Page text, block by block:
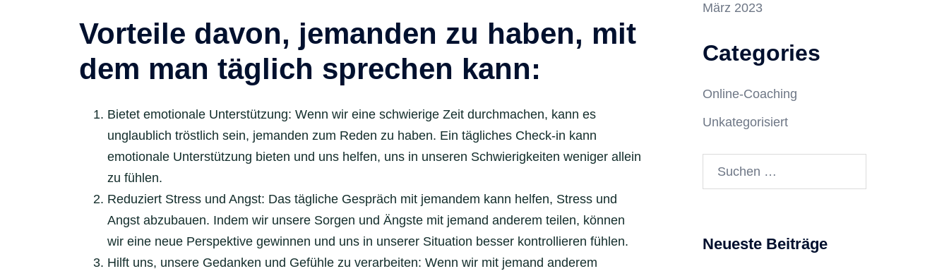
Vorteile davon, jemanden zu haben, mit
dem man täglich sprechen kann:
Bietet emotionale Unterstützung: Wenn wir eine schwierige Zeit durchmachen, kann es
unglaublich tröstlich sein, jemanden zum Reden zu haben. Ein tägliches Check-in kann
emotionale Unterstützung bieten und uns helfen, uns in unseren Schwierigkeiten weniger allein
zu fühlen.
Reduziert Stress und Angst: Das tägliche Gespräch mit jemandem kann helfen, Stress und
Angst abzubauen. Indem wir unsere Sorgen und Ängste mit jemand anderem teilen, können
wir eine neue Perspektive gewinnen und uns in unserer Situation besser kontrollieren fühlen.
Hilft uns, unsere Gedanken und Gefühle zu verarbeiten: Wenn wir mit jemand anderem
März 2023
Categories
Online-Coaching
Unkategorisiert
Neueste Beiträge